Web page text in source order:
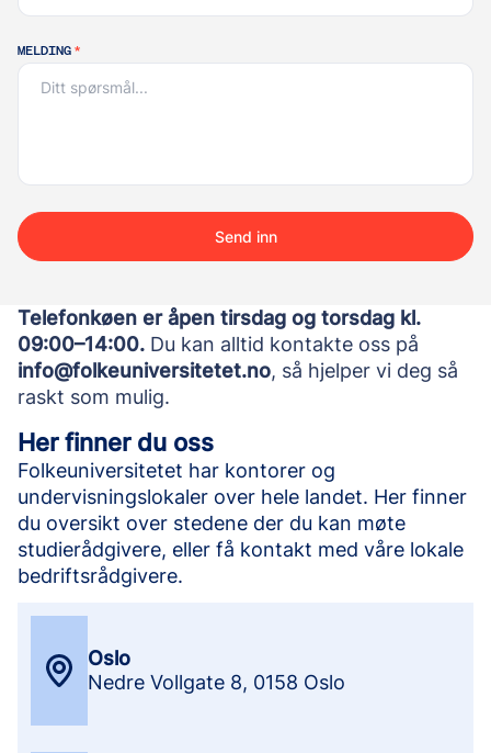
MELDING *
Send inn
Telefonkøen er åpen tirsdag og torsdag kl.
09:00–14:00.
info@folkeuniversitetet.no, så hjelper vi deg så
raskt som mulig.
Her finner du oss
Folkeuniversitetet har kontorer og
undervisningslokaler over hele landet. Her finner
du oversikt over stedene der du kan møte
studierådgivere, eller få kontakt med våre lokale
bedriftsrådgivere.
Oslo
Nedre Vollgate 8, 0158 Oslo